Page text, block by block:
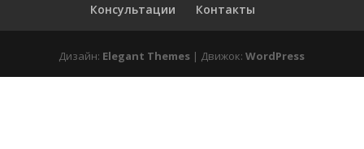
Консультации
Контакты
Дизайн: Elegant Themes | Движок:WordPress